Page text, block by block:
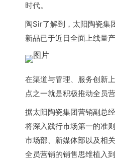
时代。
陶Sir了解到，太阳陶瓷集
新品已于近日全面上线量产
在渠道与管理、服务创新
点之一就是积极推动全员
据太阳陶瓷集团营销副总
将深入践行市场第一的准
市场部、新媒体部以及相
全员营销的销售思维植入